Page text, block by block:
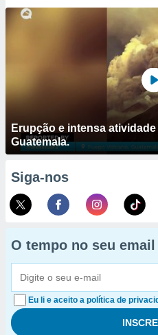
Erupção e intensa
Guatemala.
Siga-nos
O tempo no seu email
Eu li e aceito a política de